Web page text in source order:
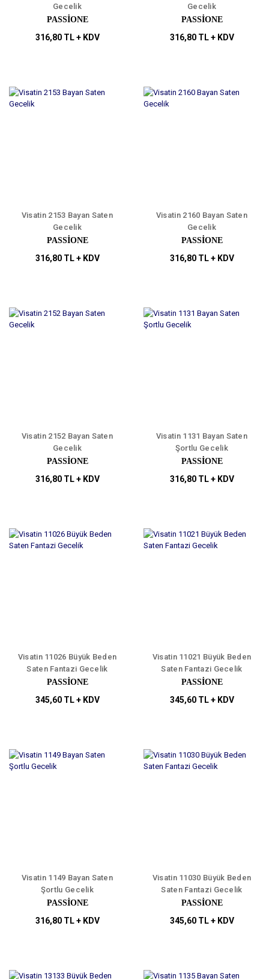
Gecelik
PASSİONE
316,80 TL + KDV
Gecelik
PASSİONE
316,80 TL + KDV
Visatin 2153 Bayan Saten
Gecelik
PASSİONE
316,80 TL + KDV
Visatin 2160 Bayan Saten
Gecelik
PASSİONE
316,80 TL + KDV
Visatin 2152 Bayan Saten
Gecelik
PASSİONE
316,80 TL + KDV
Visatin 1131 Bayan Saten
Şortlu Gecelik
PASSİONE
316,80 TL + KDV
Visatin 11026 Büyük Beden
Saten Fantazi Gecelik
PASSİONE
345,60 TL + KDV
Visatin 11021 Büyük Beden
Saten Fantazi Gecelik
PASSİONE
345,60 TL + KDV
Visatin 1149 Bayan Saten
Şortlu Gecelik
PASSİONE
316,80 TL + KDV
Visatin 11030 Büyük Beden
Saten Fantazi Gecelik
PASSİONE
345,60 TL + KDV